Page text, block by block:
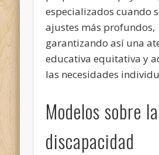
especializados cuando
ajustes más profundos,
garantizando así una
educativa equitativa y
las necesidades
Modelos sobre la
discapacidad